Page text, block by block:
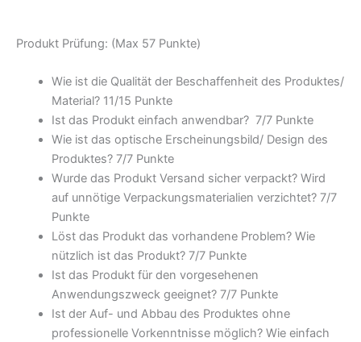
Produkt Prüfung: (Max 57 Punkte)
Wie ist die Qualität der Beschaffenheit des Produktes/
Material? 11/15 Punkte
Ist das Produkt einfach anwendbar? 7/7 Punkte
Wie ist das optische Erscheinungsbild/ Design des
Produktes? 7/7 Punkte
Wurde das Produkt Versand sicher verpackt? Wird
auf unnötige Verpackungsmaterialien verzichtet? 7/7
Punkte
Löst das Produkt das vorhandene Problem? Wie
nützlich ist das Produkt? 7/7 Punkte
Ist das Produkt für den vorgesehenen
Anwendungszweck geeignet? 7/7 Punkte
Ist der Auf- und Abbau des Produktes ohne
professionelle Vorkenntnisse möglich? Wie einfach